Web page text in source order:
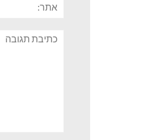
תגובה